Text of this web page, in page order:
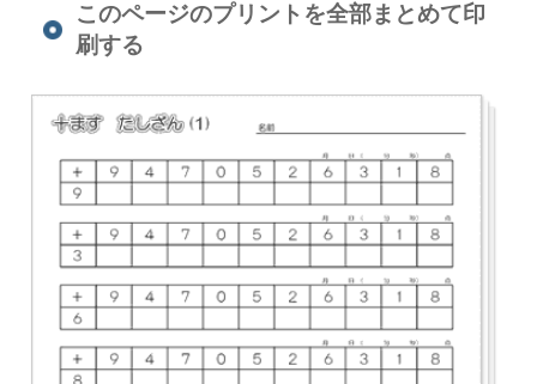
このページのプリントを全部まとめて印
刷する